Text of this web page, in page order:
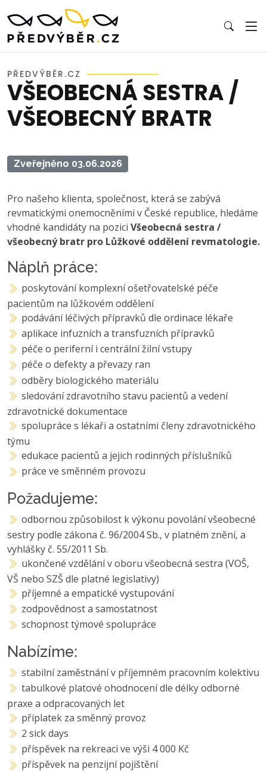
PŘEDVÝBĚR.CZ
VŠEOBECNÁ SESTRA /
VŠEOBECNÝ BRATR
Zveřejněno 03.06.2026
Pro našeho klienta, společnost, která se zabývá
revmatickými onemocněními v České republice, hledáme
vhodné kandidáty na pozici Všeobecná sestra /
všeobecný bratr pro Lůžkové oddělení revmatologie.
Náplň práce:
poskytování komplexní ošetřovatelské péče
pacientům na lůžkovém oddělení
podávání léčivých přípravků dle ordinace lékaře
aplikace infuzních a transfuzních přípravků
péče o periferní i centrální žilní vstupy
péče o defekty a převazy ran
odběry biologického materiálu
sledování zdravotního stavu pacientů a vedení
zdravotnické dokumentace
spolupráce s lékaři a ostatními členy zdravotnického
týmu
edukace pacientů a jejich rodinných příslušníků
práce ve směnném provozu
Požadujeme:
odbornou způsobilost k výkonu povolání všeobecné
sestry podle zákona č. 96/2004 Sb., v platném znění, a
vyhlášky č. 55/2011 Sb.
ukončené vzdělání v oboru všeobecná sestra (VOŠ,
VŠ nebo SZŠ dle platné legislativy)
příjemné a empatické vystupování
zodpovědnost a samostatnost
schopnost týmové spolupráce
Nabízíme:
stabilní zaměstnání v příjemném pracovním kolektivu
tabulkové platové ohodnocení dle délky odborné
praxe a odpracovaných let
příplatek za směnný provoz
2 sick days
příspěvek na rekreaci ve výši 4 000 Kč
příspěvek na penzijní pojištění